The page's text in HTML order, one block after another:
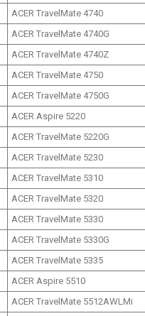
ACER TravelMate 4740
ACER TravelMate 4740G
ACER TravelMate 4740Z
ACER TravelMate 4750
ACER TravelMate 4750G
ACER Aspire 5220
ACER TravelMate 5220G
ACER TravelMate 5230
ACER TravelMate 5310
ACER TravelMate 5320
ACER TravelMate 5330
ACER TravelMate 5330G
ACER TravelMate 5335
ACER Aspire 5510
ACER TravelMate 5512AWLMi